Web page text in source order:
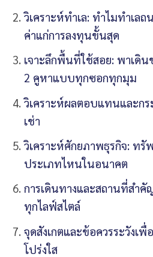
วิเคราะห์ทำเล: ทำไมทำเล
ค่าแก่การลงทุนขั้นสุด
เจาะลึกพื้นที่ใช้สอย: พาเดิ
2 คูหาแบบทุกซอกทุกมุม
วิเคราะห์ผลตอบแทนและกร
เช่า
วิเคราะห์ศักยภาพธุรกิจ: ทรั
ประเภทไหนในอนาคต
การเดินทางและสถานที่สำคั
ทุกไลฟ์สไตล์
จุดสังเกตและข้อควรระวังเพื่
โปร่งใส